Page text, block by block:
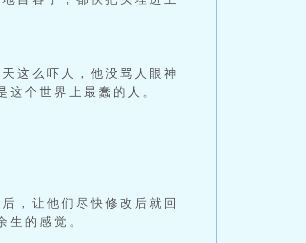
这么吓人，他没骂人眼神
这个世界上最蠢的人。
，让他们尽快修改后就回
生的感觉。